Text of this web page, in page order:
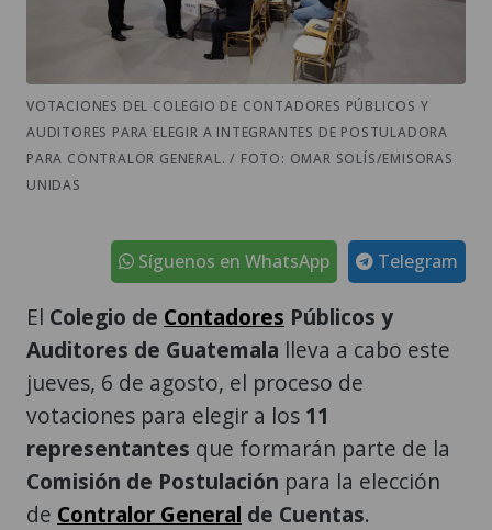
VOTACIONES DEL COLEGIO DE CONTADORES PÚBLICOS Y
AUDITORES PARA ELEGIR A INTEGRANTES DE POSTULADORA
PARA CONTRALOR GENERAL. / FOTO: OMAR SOLÍS/EMISORAS
UNIDAS
Telegram
Síguenos en WhatsApp
El Colegio de Contadores Públicos y
Auditores de Guatemala lleva a cabo este
jueves, 6 de agosto, el proceso de
votaciones para elegir a los 11
representantes que formarán parte de la
Comisión de Postulación para la elección
de Contralor General de Cuentas.